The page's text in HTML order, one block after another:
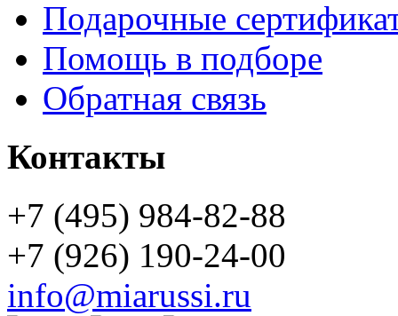
Подарочные
Помощь в подборе
Обратная связь
Контакты
+7 (495) 984-82-88
+7 (926) 190-24-00
info@miarussi.ru